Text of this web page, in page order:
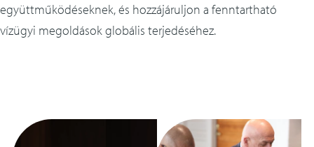
együttműködéseknek, és hozzájáruljon a fenntartható
vízügyi megoldások globális terjedéséhez.